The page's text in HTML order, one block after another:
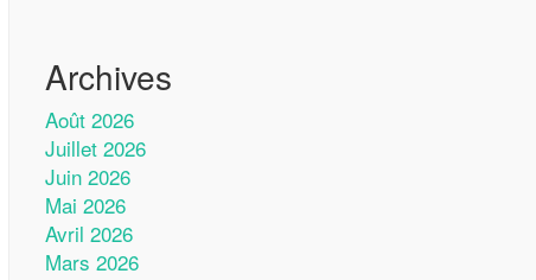
Archives
Août 2026
Juillet 2026
Juin 2026
Mai 2026
Avril 2026
Mars 2026